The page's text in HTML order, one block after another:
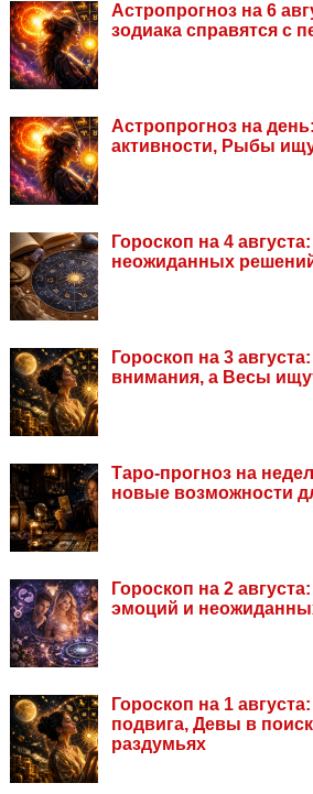
Астропрогноз на 6
зодиака справятся с
Астропрогноз на
активности, Рыбы
Гороскоп на 4
неожиданных
Гороскоп на 3
внимания, а Весы
Таро-прогноз на
новые возможности
Гороскоп на 2
эмоций и
Гороскоп на 1
подвига, Девы в
раздумьях